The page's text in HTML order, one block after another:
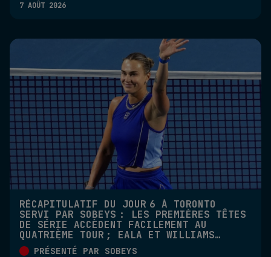
7 AOÛT 2026
RÉCAPITULATIF DU JOUR 6 À TORONTO
SERVI PAR SOBEYS : LES PREMIÈRES TÊTES
DE SÉRIE ACCÈDENT FACILEMENT AU
QUATRIÈME TOUR ; EALA ET WILLIAMS
ÉLIMINÉES EN DOUBLE
PRÉSENTÉ PAR SOBEYS